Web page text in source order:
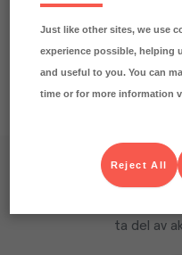
Våra
ta del av
Just like other sites, we use
experience possible, helping
and useful to you. You can
time or for more information
Reject All